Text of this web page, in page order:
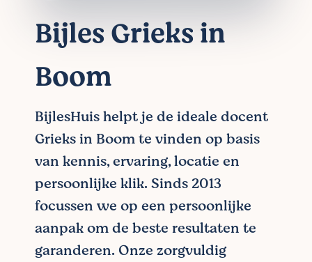
Bijles Grieks in
Boom
BijlesHuis helpt je de ideale docent
Grieks in Boom te vinden op basis
van kennis, ervaring, locatie en
persoonlijke klik. Sinds 2013
focussen we op een persoonlijke
aanpak om de beste resultaten te
garanderen. Onze zorgvuldig